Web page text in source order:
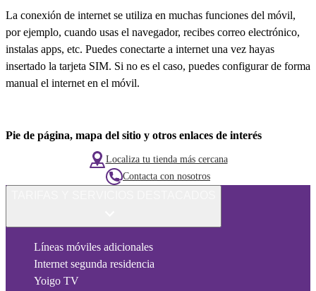
La conexión de internet se utiliza en muchas funciones del móvil,
por ejemplo, cuando usas el navegador, recibes correo electrónico,
instalas apps, etc. Puedes conectarte a internet una vez hayas
insertado la tarjeta SIM. Si no es el caso, puedes configurar de forma
manual el internet en el móvil.
Pie de página, mapa del sitio y otros enlaces de interés
Localiza tu tienda más cercana
Contacta con nosotros
Líneas móviles adicionales
Internet segunda residencia
Yoigo TV